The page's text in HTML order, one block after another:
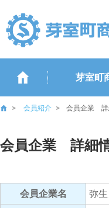
芽室町
会員紹介 会員企業 詳
会員企業 詳細
会員企業名 弥生